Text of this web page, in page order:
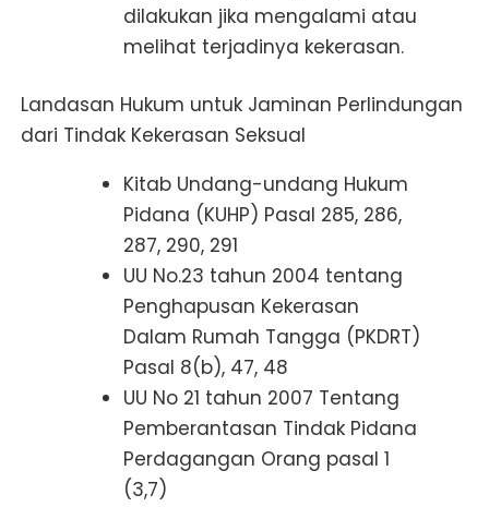
dilakukan jika mengalami atau
melihat terjadinya kekerasan.
Landasan Hukum untuk Jaminan Perlindungan
dari Tindak Kekerasan Seksual
Kitab Undang-undang Hukum
Pidana (KUHP) Pasal 285, 286,
287, 290, 291
UU No.23 tahun 2004 tentang
Penghapusan Kekerasan
Dalam Rumah Tangga (PKDRT)
Pasal 8(b), 47, 48
UU No 21 tahun 2007 Tentang
Pemberantasan Tindak Pidana
Perdagangan Orang pasal 1
(3,7)